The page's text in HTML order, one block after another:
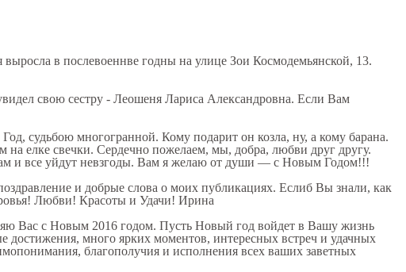
в послевоеннве годны на улице Зои Космодемьянской, 13.
свою сестру - Леошеня Лариса Александровна. Если Вам
судьбою многогранной. Кому подарит он козла, ну, а кому барана.
елке свечки. Сердечно пожелаем, мы, добра, любви друг другу.
и все уйдут невзгоды. Вам я желаю от души — с Новым Годом!!!
и добрые слова о моих публикациях. Еслиб Вы знали, как
Любви! Красоты и Удачи! Ирина
Вас с Новым 2016 годом. Пусть Новый год войдет в Вашу жизнь
достижения, много ярких моментов, интересных встреч и удачных
благополучия и исполнения всех ваших заветных